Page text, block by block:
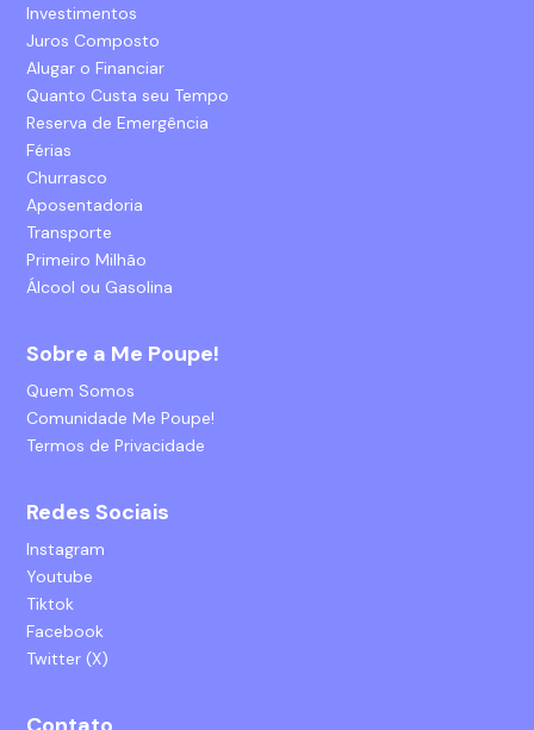
Investimentos
Juros Composto
Alugar o Financiar
Quanto Custa seu Tempo
Reserva de Emergência
Férias
Churrasco
Aposentadoria
Transporte
Primeiro Milhão
Álcool ou Gasolina
Sobre a Me Poupe!
Quem Somos
Comunidade Me Poupe!
Termos de Privacidade
Redes Sociais
Instagram
Youtube
Tiktok
Facebook
Twitter (X)